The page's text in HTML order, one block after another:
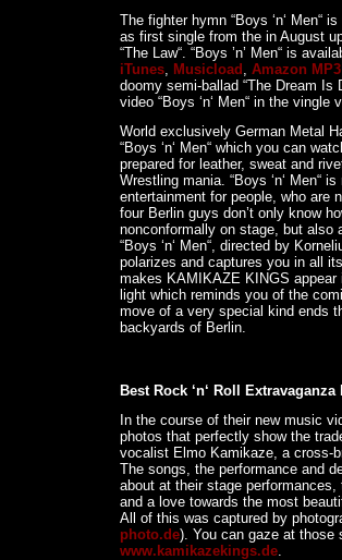
The fighter hymn “Boys ‘n‘ Men“
as first single from the in August
“The Law“. “Boys ’n’ Men“ is
iTunes, Musicload , Amazon MP3
doomy semi-ballad “The Dream
video “Boys ‘n‘ Men“ in the vingle
World exclusively German Metal
“Boys ‘n‘ Men“ which you can
prepared for leather, sweat and
Wrestling mania. “Boys ‘n‘ Men“
entertainment for people, who are
four Berlin guys don’t only know
nonconformally on stage, but also
“Boys ‘n‘ Men“, directed by
polarizes and captures you in all
makes KAMIKAZE KINGS
light which reminds you of the
move of a very special kind ends
backyards of Berlin.
Best Rock ‘n‘ Roll
In the course of their new music
photos that perfectly show the
vocalist Elmo Kamikaze, a cross-
The songs, the performance and
about at their stage
and a love towards the most
All of this was captured by
photo.de). You can gaze at those
www.kamikazekings.de.